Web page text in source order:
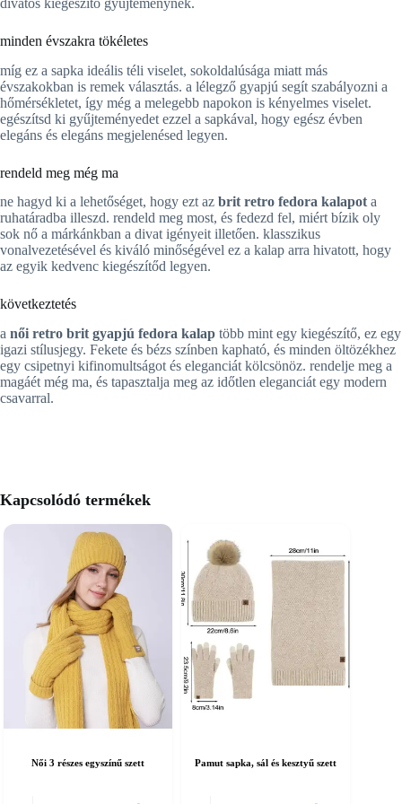
minden évszakra tökéletes
míg ez a sapka ideális téli viselet, sokoldalúsága miatt más
évszakokban is remek választás. a lélegző gyapjú segít szabályozni a
hőmérsékletet, így még a melegebb napokon is kényelmes viselet.
egészítsd ki gyűjteményedet ezzel a sapkával, hogy egész évben
elegáns és elegáns megjelenésed legyen.
rendeld meg még ma
ne hagyd ki a lehetőséget, hogy ezt az brit retro fedora kalapot a
ruhatáradba illeszd. rendeld meg most, és fedezd fel, miért bízik oly
sok nő a márkánkban a divat igényeit illetően. klasszikus
vonalvezetésével és kiváló minőségével ez a kalap arra hivatott, hogy
az egyik kedvenc kiegészítőd legyen.
következtetés
a női retro brit gyapjú fedora kalap több mint egy kiegészítő, ez egy
igazi stílusjegy. Fekete és bézs színben kapható, és minden öltözékhez
egy csipetnyi kifinomultságot és eleganciát kölcsönöz. rendelje meg a
magáét még ma, és tapasztalja meg az időtlen eleganciát egy modern
csavarral.
Kapcsolódó termékek
Női 3 részes egyszínű szett Pamut sapka, sál és kesztyű szett